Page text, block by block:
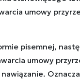
umowy
pisemnej,
umowy